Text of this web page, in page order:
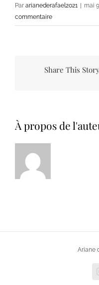
Par arianederafael2021 mai
commentaire
Share This
À propos de
Ariane